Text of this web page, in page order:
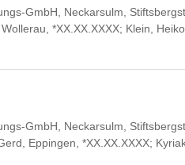
GmbH, Neckarsulm,
*XX.XX.XXXX; Klein,
GmbH, Neckarsulm,
Eppingen, *XX.XX.XXXX;